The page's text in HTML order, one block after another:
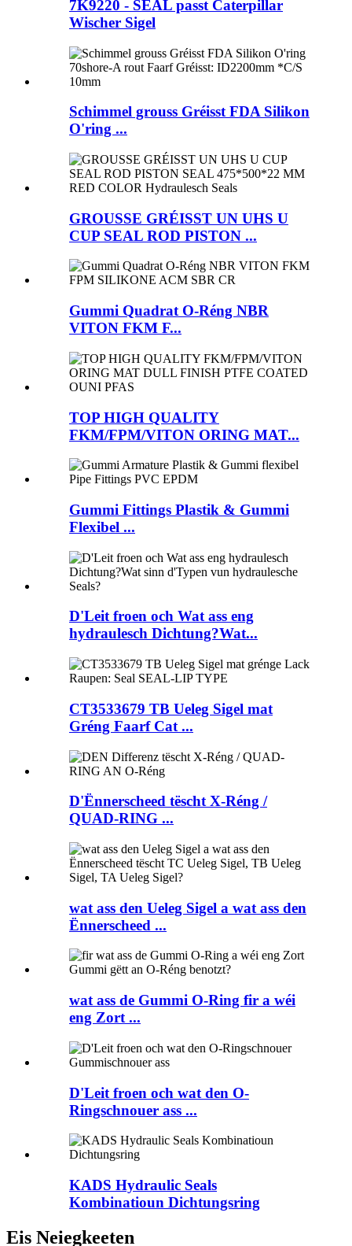
7K9220 - SEAL passt Caterpillar
Wischer Sigel
Schimmel grouss Gréisst FDA Silikon
O'ring ...
GROUSSE GRÉISST UN UHS U
CUP SEAL ROD PISTON ...
Gummi Quadrat O-Réng NBR
VITON FKM F...
TOP HIGH QUALITY
FKM/FPM/VITON ORING MAT...
Gummi Fittings Plastik & Gummi
Flexibel ...
D'Leit froen och Wat ass eng
hydraulesch Dichtung?Wat...
CT3533679 TB Ueleg Sigel mat
Gréng Faarf Cat ...
D'Ënnerscheed tëscht X-Réng /
QUAD-RING ...
wat ass den Ueleg Sigel a wat ass den
Ënnerscheed ...
wat ass de Gummi O-Ring fir a wéi
eng Zort ...
D'Leit froen och wat den O-
Ringschnouer ass ...
KADS Hydraulic Seals
Kombinatioun Dichtungsring
Eis Neiegkeeten